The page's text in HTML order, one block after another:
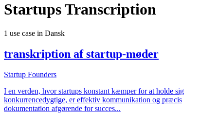
StartupsTranscription
1 use case in Dansk
transkription af startup-møder
Startup Founders
I en verden, hvor startups konstant kæmper for at holde sig
konkurrencedygtige, er effektiv kommunikation og præcis
dokumentation afgørende for succes...